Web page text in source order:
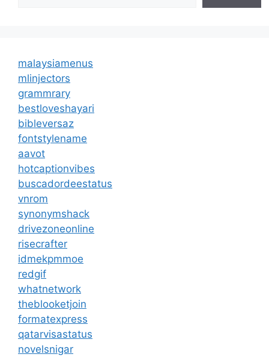
malaysiamenus
mlinjectors
grammrary
bestloveshayari
bibleversaz
fontstylename
aavot
hotcaptionvibes
buscadordeestatus
vnrom
synonymshack
drivezoneonline
risecrafter
idmekpmmoe
redgif
whatnetwork
theblooketjoin
formatexpress
qatarvisastatus
novelsnigar